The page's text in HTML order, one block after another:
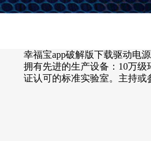
幸福宝app破解版下载驱动电源
拥有先进的生产设备：10万
证认可的标准实验室。 主持或